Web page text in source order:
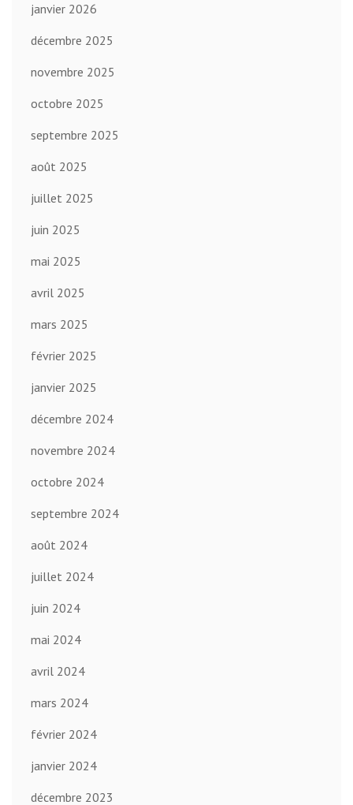
janvier 2026
décembre 2025
novembre 2025
octobre 2025
septembre 2025
août 2025
juillet 2025
juin 2025
mai 2025
avril 2025
mars 2025
février 2025
janvier 2025
décembre 2024
novembre 2024
octobre 2024
septembre 2024
août 2024
juillet 2024
juin 2024
mai 2024
avril 2024
mars 2024
février 2024
janvier 2024
décembre 2023